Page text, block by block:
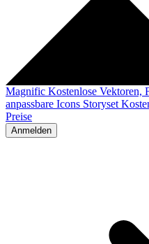
Magnific Kostenlose Vektoren,
anpassbare Icons Storyset
Preise
Anmelden